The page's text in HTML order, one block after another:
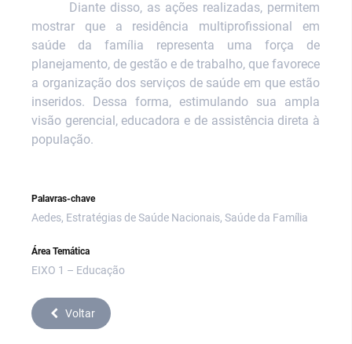
Diante disso, as ações realizadas, permitem
mostrar que a residência multiprofissional em
saúde da família representa uma força de
planejamento, de gestão e de trabalho, que favorece
a organização dos serviços de saúde em que estão
inseridos. Dessa forma, estimulando sua ampla
visão gerencial, educadora e de assistência direta à
população.
Palavras-chave
Aedes, Estratégias de Saúde Nacionais, Saúde da Família
Área Temática
EIXO 1 – Educação
Voltar